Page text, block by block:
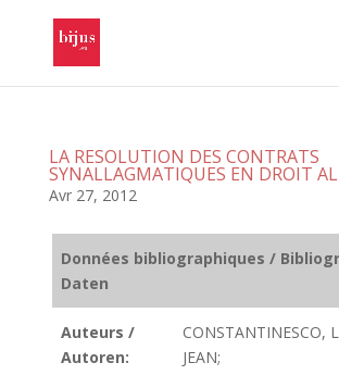
LA RESOLUTION DES CONTRATS
SYNALLAGMATIQUES EN DROIT
Avr 27, 2012
Données bibliographiques /
Daten
Auteurs /
Autoren:
CONSTANTINESCO,
JEAN;